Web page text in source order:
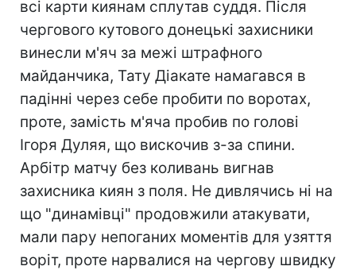
всі карти киянам сплутав суддя. Після
чергового кутового донецькі захисники
винесли м'яч за межі штрафного
майданчика, Тату Діакате намагався в
падінні через себе пробити по воротах,
проте, замість м'яча пробив по голові
Ігоря Дуляя, що вискочив з-за спини.
Арбітр матчу без коливань вигнав
захисника киян з поля. Не дивлячись ні на
що "динамівці" продовжили атакувати,
мали пару непоганих моментів для узяття
воріт, проте нарвалися на чергову швидку